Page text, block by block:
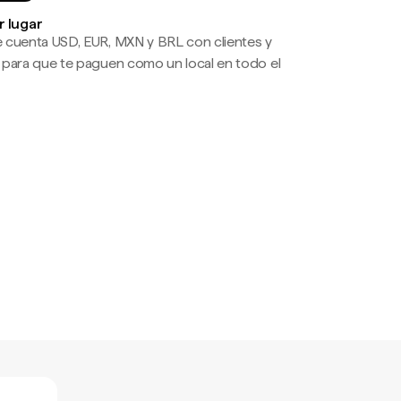
lugar
USD, EUR, MXN y BRL con clientes y
que te paguen como un local en todo el